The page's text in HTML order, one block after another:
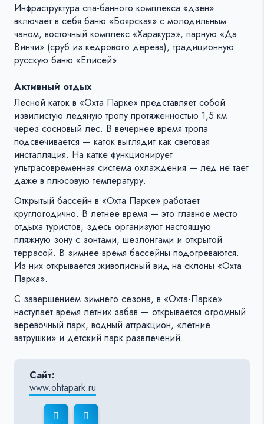
Инфраструктура спа-банного комплекса «дзен»
включает в себя баню «Боярская» с молодильным
чаном, восточный комплекс «Харакурэ», парную «Да
Винчи» (сруб из кедрового дерева), традиционную
русскую баню «Елисей».
Активный отдых
Лесной каток в «Охта Парке» представляет собой
извилистую ледяную тропу протяженностью 1,5 км
через сосновый лес. В вечернее время тропа
подсвечивается — каток выглядит как световая
инсталляция. На катке функционирует
ультрасовременная система охлаждения — лед не тает
даже в плюсовую температуру.
Открытый бассейн в «Охта Парке» работает
круглогодично. В летнее время — это главное место
отдыха туристов, здесь организуют настоящую
пляжную зону с зонтами, шезлонгами и открытой
террасой. В зимнее время бассейны подогреваются.
Из них открывается живописный вид на склоны «Охта
Парка».
С завершением зимнего сезона, в «Охта-Парке»
наступает время летних забав — открывается огромный
веревочный парк, водный аттракцион, «летние
ватрушки» и детский парк развлечений.
Сайт:
www.ohtapark.ru